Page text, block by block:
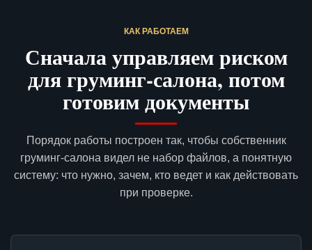
КАК РАБОТАЕМ
Сначала управляем риском
для груминг-салона, потом
готовим документы
Порядок работы построен так, чтобы собственник
груминг-салона видел не набор файлов, а понятную
систему: что нужно, зачем, кто ведет и как действовать
при проверке.